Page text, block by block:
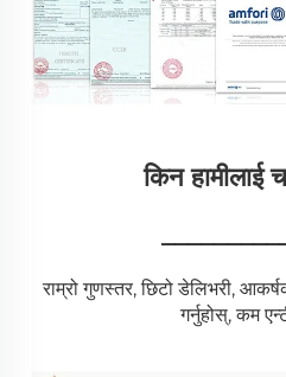
किन हामीलाई
राम्रो गुणस्तर, छिटो डेलिभरी,
गर्नुहोस्, कम